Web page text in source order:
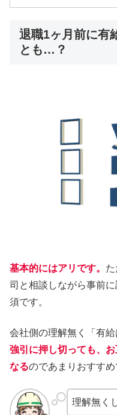
退職1ヶ月前に有
とも…？
基本的にはアリです。
司と相談しながら事前
須です。
会社側の理解無く「有
強引に押し切っても、
なるのであまりおすすめ
理解無く